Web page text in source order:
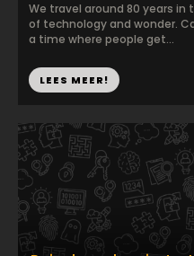
We travel around 80 years in
of technology and wonder.
a time where people get...
LEES MEER!